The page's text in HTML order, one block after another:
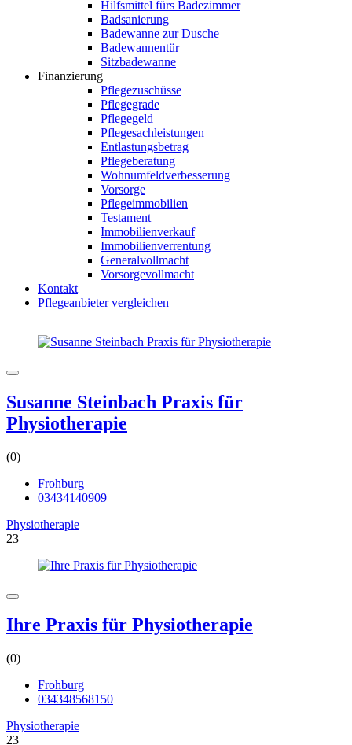
Hilfsmittel fürs Badezimmer
Badsanierung
Badewanne zur Dusche
Badewannentür
Sitzbadewanne
Finanzierung
Pflegezuschüsse
Pflegegrade
Pflegegeld
Pflegesachleistungen
Entlastungsbetrag
Pflegeberatung
Wohnumfeldverbesserung
Vorsorge
Pflegeimmobilien
Testament
Immobilienverkauf
Immobilienverrentung
Generalvollmacht
Vorsorgevollmacht
Kontakt
Pflegeanbieter vergleichen
Susanne Steinbach Praxis für
Physiotherapie
(0)
Frohburg
03434140909
Physiotherapie
23
Ihre Praxis für Physiotherapie
(0)
Frohburg
034348568150
Physiotherapie
23